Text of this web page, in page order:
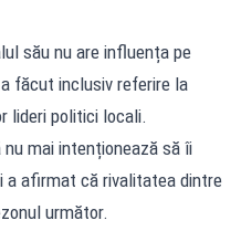
său nu are influența pe
făcut inclusiv referire la
lideri politici locali.
mai intenționează să îi
a afirmat că rivalitatea dintre
următor.